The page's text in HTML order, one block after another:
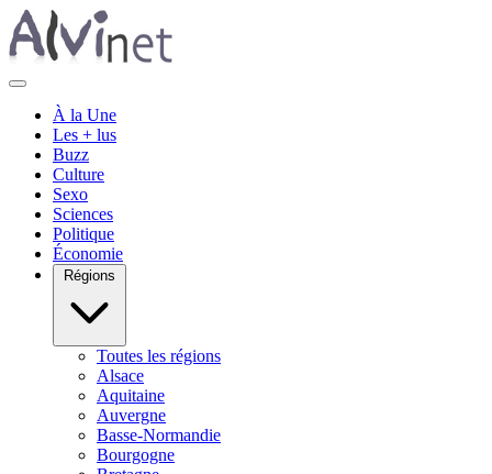
À la Une
Les + lus
Buzz
Culture
Sexo
Sciences
Politique
Économie
Régions
Toutes les régions
Alsace
Aquitaine
Auvergne
Basse-Normandie
Bourgogne